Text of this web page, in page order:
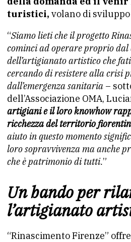
turistici, volano di
“Siamo lieti che il progetto
cominci ad operare proprio
dell’artigianato artistico che
cercando di resistere alla crisi
dall’emergenza sanitaria –
dell’Associazione OMA,
artigiani e il loro knowhow
ricchezza del territorio
aiuto in questo momento
loro sopravvivenza ma anche
che è patrimonio di tutti.”
Un bando per
l’artigianato
“Rinascimento Firenze”